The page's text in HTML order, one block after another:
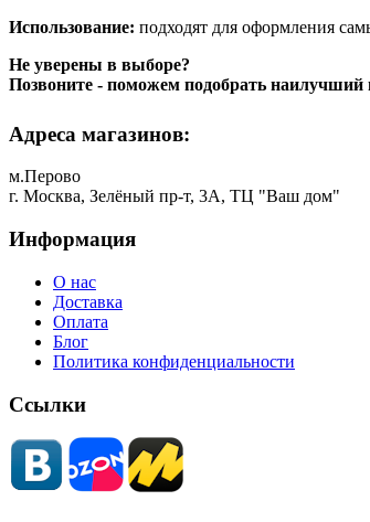
Использование: подходят для оформления
Не уверены в выборе?
Позвоните - поможем подобрать наилучший
Адреса магазинов:
м.Перово
г. Москва, Зелёный пр-т, 3А, ТЦ "Ваш дом"
Информация
О нас
Доставка
Оплата
Блог
Политика конфиденциальности
Ссылки